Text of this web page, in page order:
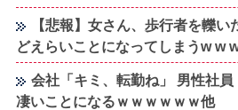
【悲報】女さん、歩行者を轢
どえらいことになってしまうw w
会社「キミ、転勤ね」 男性社
凄いことになるｗｗｗｗｗｗ他